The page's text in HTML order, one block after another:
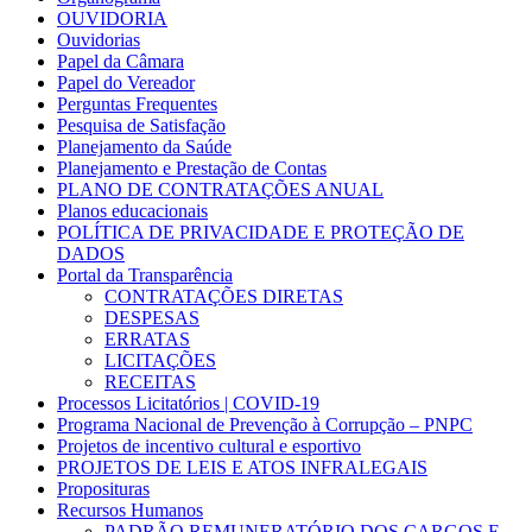
OUVIDORIA
Ouvidorias
Papel da Câmara
Papel do Vereador
Perguntas Frequentes
Pesquisa de Satisfação
Planejamento da Saúde
Planejamento e Prestação de Contas
PLANO DE CONTRATAÇÕES ANUAL
Planos educacionais
POLÍTICA DE PRIVACIDADE E PROTEÇÃO DE
DADOS
Portal da Transparência
CONTRATAÇÕES DIRETAS
DESPESAS
ERRATAS
LICITAÇÕES
RECEITAS
Processos Licitatórios | COVID-19
Programa Nacional de Prevenção à Corrupção – PNPC
Projetos de incentivo cultural e esportivo
PROJETOS DE LEIS E ATOS INFRALEGAIS
Proposituras
Recursos Humanos